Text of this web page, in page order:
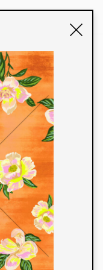
identidade
e estampas
colaboração
aos seus
linha de
mercados.
e
em
digital.